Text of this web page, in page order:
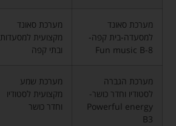
מערכת סאונד
למסעדה-בית קפה-
Fun music B-8
מערכת סאונד
מקצועית למסעדות
ובתי קפה
מערכת הגברה
לסטודיו וחדר כושר-
Powerful energy
B3
מערכת שמע
מקצועית לסטודיו
וחדר כושר